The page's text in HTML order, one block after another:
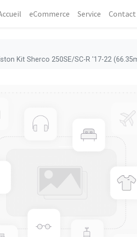
eCommerce​ Service Contact
Kit Sherco 250SE/SC-R '17-22